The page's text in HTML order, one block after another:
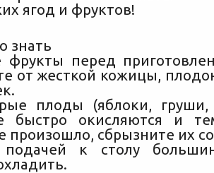
ягод и фруктов!
знать
фрукты перед
от жесткой кожицы,
плоды (яблоки,
быстро окисляются и
произошло, сбрызните их
к столу